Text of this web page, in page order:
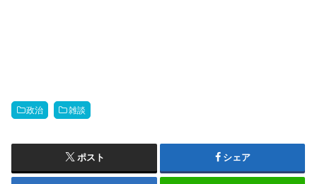
政治 雑談
ポスト シェア